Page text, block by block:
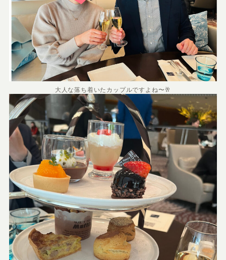
大人な落ち着いたカップルですよね〜🥂